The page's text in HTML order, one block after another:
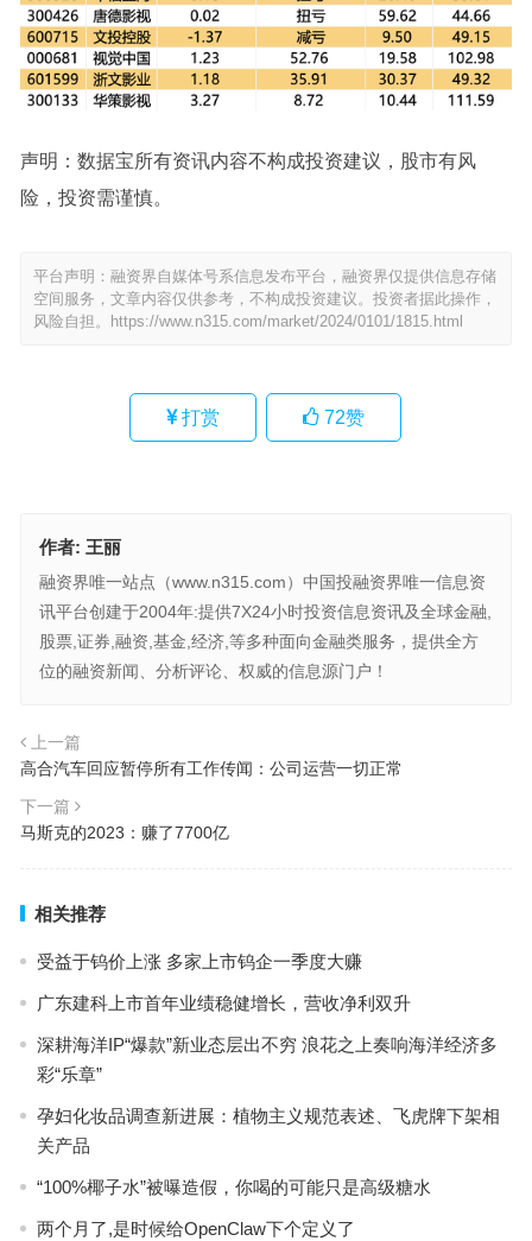
声明：数据宝所有资讯内容不构成投资建议，股市有风
险，投资需谨慎。
平台声明：融资界自媒体号系信息发布平台，融资界仅提供信息存储
空间服务，文章内容仅供参考，不构成投资建议。投资者据此操作，
风险自担。
https://www.n315.com/market/2024/0101/1815.html
打赏 72赞
作者: 王丽
融资界唯一站点（www.n315.com）中国投融资界唯一信息资
讯平台创建于2004年:提供7X24小时投资信息资讯及全球金融,
股票,证券,融资,基金,经济,等多种面向金融类服务，提供全方
位的融资新闻、分析评论、权威的信息源门户！
上一篇
高合汽车回应暂停所有工作传闻：公司运营一切正常
下一篇
马斯克的2023：赚了7700亿
相关推荐
受益于钨价上涨 多家上市钨企一季度大赚
广东建科上市首年业绩稳健增长，营收净利双升
深耕海洋IP“爆款”新业态层出不穷 浪花之上奏响海洋经济多
彩“乐章”
孕妇化妆品调查新进展：植物主义规范表述、飞虎牌下架相
关产品
“100%椰子水”被曝造假，你喝的可能只是高级糖水
两个月了,是时候给OpenClaw下个定义了